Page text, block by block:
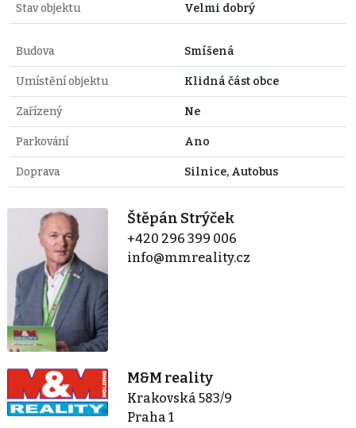
Stav objektu Velmi dobrý
Budova Smíšená
Umístění objektu Klidná část obce
Zařízený Ne
Parkování Ano
Doprava Silnice, Autobus
Štěpán Strýček
+420 296 399 006
info@mmreality.cz
M&M reality
Krakovská 583/9
Praha 1